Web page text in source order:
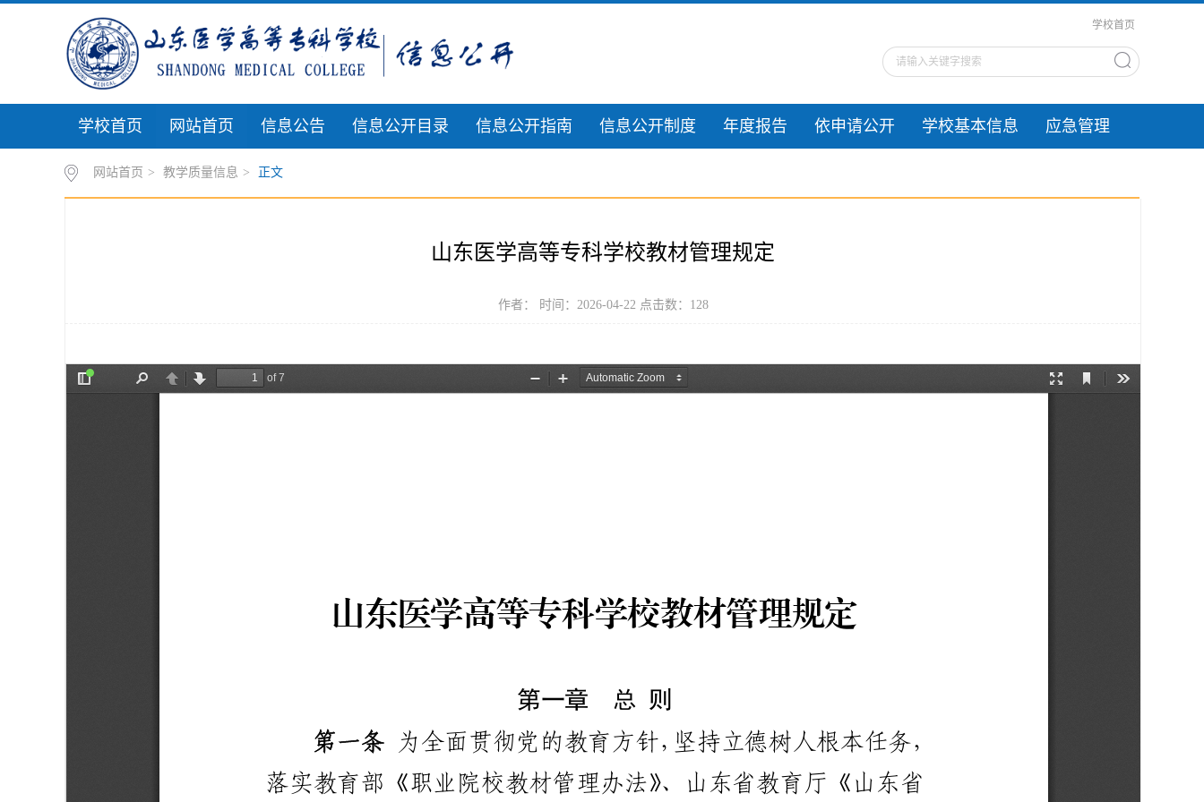
学校首页
学校首页 网站首页 信息公告 信息公开目录 信息公开指南 信息公开制度 年度报告 依申请公开 学校基本信息 应急管理
网站首页 > 教学质量信息 > 正文
山东医学高等专科学校教材管理规定
作者： 时间：2026-04-22 点击数： 128